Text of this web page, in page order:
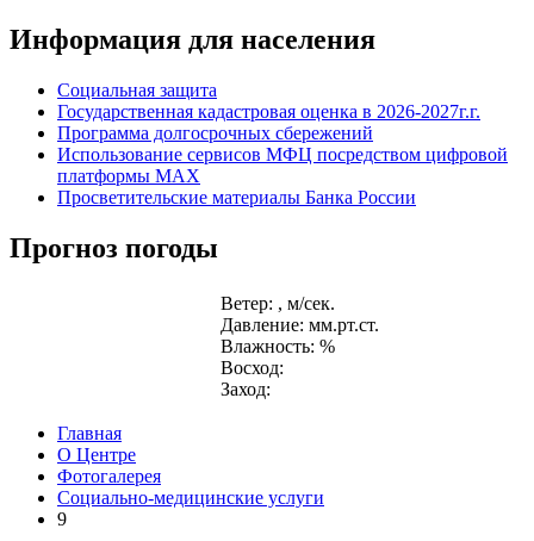
Информация для населения
Социальная защита
Государственная кадастровая оценка в 2026-2027г.г.
Программа долгосрочных сбережений
Использование сервисов МФЦ посредством цифровой
платформы MAX
Просветительские материалы Банка России
Прогноз погоды
Ветер: , м/сек.
Давление: мм.рт.ст.
Влажность: %
Восход:
Заход:
Главная
О Центре
Фотогалерея
Социально-медицинские услуги
9